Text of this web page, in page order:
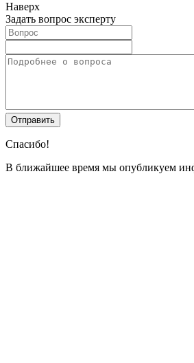
Наверх
Задать вопрос эксперту
Спасибо!
В ближайшее время мы опубликуем